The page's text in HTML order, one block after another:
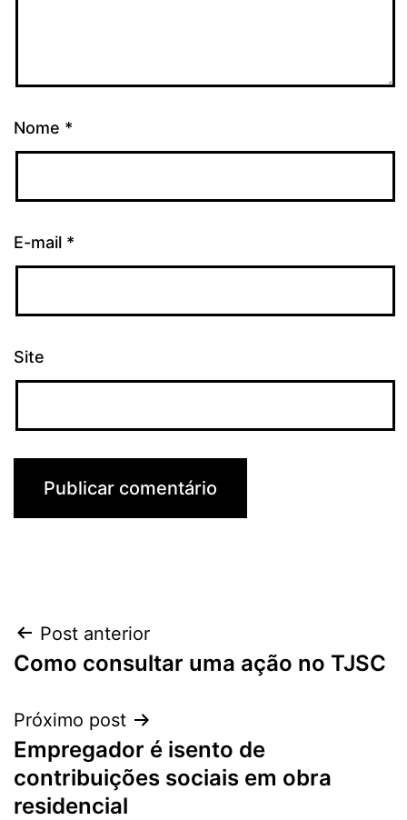
Nome *
E-mail *
Site
Navegação
de
Post
Post anterior
Como consultar uma ação no TJSC
Próximo post
Empregador é isento de
contribuições sociais em obra
residencial